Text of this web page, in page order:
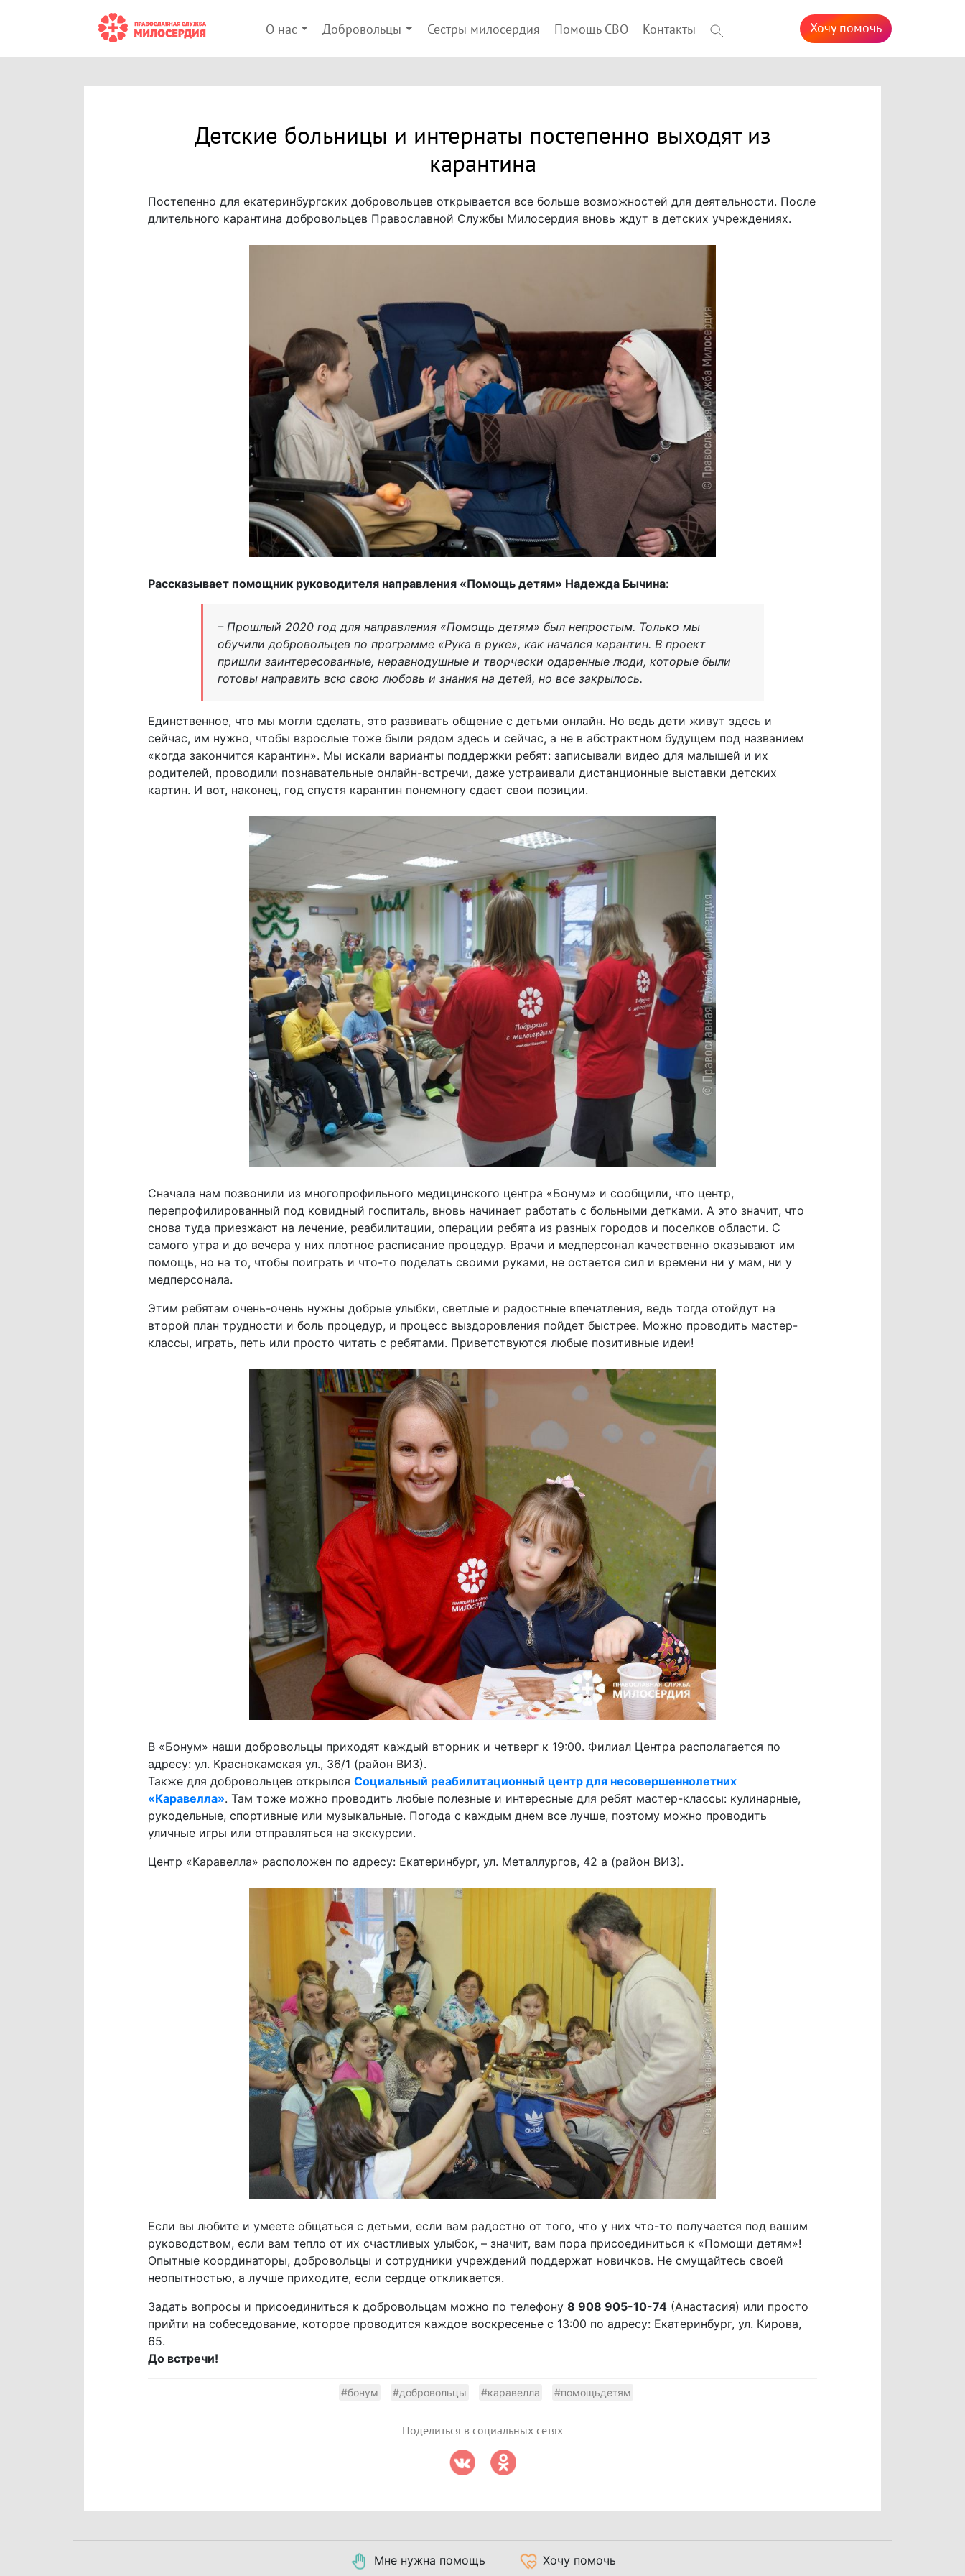
О нас Добровольцы Сестры милосердия Помощь СВО Контакты Хочу помочь
Детские больницы и интернаты постепенно выходят из
карантина
Постепенно для екатеринбургских добровольцев открывается все больше возможностей для деятельности. После
длительного карантина добровольцев Православной Службы Милосердия вновь ждут в детских учреждениях.
Рассказывает помощник руководителя направления «Помощь детям» Надежда Бычина:
– Прошлый 2020 год для направления «Помощь детям» был непростым. Только мы
обучили добровольцев по программе «Рука в руке», как начался карантин. В проект
пришли заинтересованные, неравнодушные и творчески одаренные люди, которые были
готовы направить всю свою любовь и знания на детей, но все закрылось.
Единственное, что мы могли сделать, это развивать общение с детьми онлайн. Но ведь дети живут здесь и
сейчас, им нужно, чтобы взрослые тоже были рядом здесь и сейчас, а не в абстрактном будущем под названием
«когда закончится карантин». Мы искали варианты поддержки ребят: записывали видео для малышей и их
родителей, проводили познавательные онлайн-встречи, даже устраивали дистанционные выставки детских
картин. И вот, наконец, год спустя карантин понемногу сдает свои позиции.
Сначала нам позвонили из многопрофильного медицинского центра «Бонум» и сообщили, что центр,
перепрофилированный под ковидный госпиталь, вновь начинает работать с больными детками. А это значит, что
снова туда приезжают на лечение, реабилитации, операции ребята из разных городов и поселков области. С
самого утра и до вечера у них плотное расписание процедур. Врачи и медперсонал качественно оказывают им
помощь, но на то, чтобы поиграть и что-то поделать своими руками, не остается сил и времени ни у мам, ни у
медперсонала.
Этим ребятам очень-очень нужны добрые улыбки, светлые и радостные впечатления, ведь тогда отойдут на
второй план трудности и боль процедур, и процесс выздоровления пойдет быстрее. Можно проводить мастер-
классы, играть, петь или просто читать с ребятами. Приветствуются любые позитивные идеи!
В «Бонум» наши добровольцы приходят каждый вторник и четверг к 19:00. Филиал Центра располагается по
адресу: ул. Краснокамская ул., 36/1 (район ВИЗ).
Также для добровольцев открылся Социальный реабилитационный центр для несовершеннолетних
«Каравелла». Там тоже можно проводить любые полезные и интересные для ребят мастер-классы: кулинарные,
рукодельные, спортивные или музыкальные. Погода с каждым днем все лучше, поэтому можно проводить
уличные игры или отправляться на экскурсии.
Центр «Каравелла» расположен по адресу: Екатеринбург, ул. Металлургов, 42 а (район ВИЗ).
Если вы любите и умеете общаться с детьми, если вам радостно от того, что у них что-то получается под вашим
руководством, если вам тепло от их счастливых улыбок, – значит, вам пора присоединиться к «Помощи детям»!
Опытные координаторы, добровольцы и сотрудники учреждений поддержат новичков. Не смущайтесь своей
неопытностью, а лучше приходите, если сердце откликается.
Задать вопросы и присоединиться к добровольцам можно по телефону 8 908 905-10-74(Анастасия) или просто
прийти на собеседование, которое проводится каждое воскресенье с 13:00 по адресу: Екатеринбург, ул. Кирова,
65.
До встречи!
#бонум #добровольцы #каравелла #помощьдетям
Поделиться в социальных сетях
Мне нужна помощь Хочу помочь